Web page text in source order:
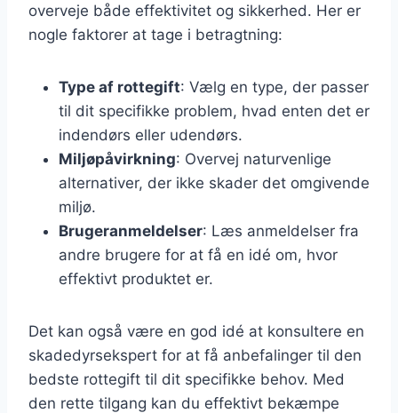
overveje både effektivitet og sikkerhed. Her er
nogle faktorer at tage i betragtning:
Type af rottegift: Vælg en type, der passer
til dit specifikke problem, hvad enten det er
indendørs eller udendørs.
Miljøpåvirkning: Overvej naturvenlige
alternativer, der ikke skader det omgivende
miljø.
Brugeranmeldelser: Læs anmeldelser fra
andre brugere for at få en idé om, hvor
effektivt produktet er.
Det kan også være en god idé at konsultere en
skadedyrsekspert for at få anbefalinger til den
bedste rottegift til dit specifikke behov. Med
den rette tilgang kan du effektivt bekæmpe